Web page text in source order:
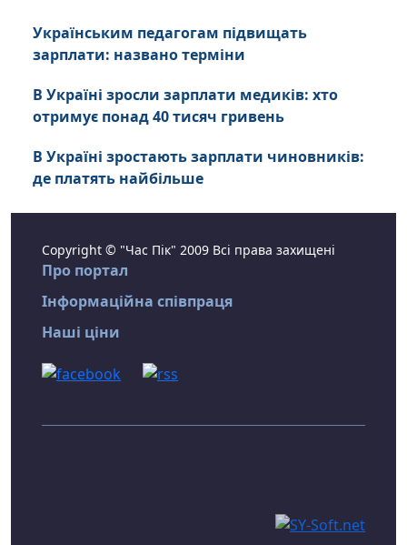
Українським педагогам підвищать
зарплати: названо терміни
В Україні зросли зарплати медиків: хто
отримує понад 40 тисяч гривень
В Україні зростають зарплати чиновників:
де платять найбільше
Copyright © "Час Пік" 2009 Всі права захищені
Про портал
Інформаційна співпраця
Наші ціни